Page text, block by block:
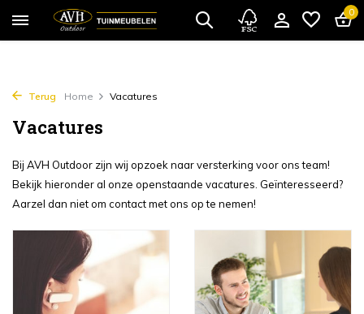
0
Terug Home Vacatures
Vacatures
Bij AVH Outdoor zijn wij opzoek naar versterking voor ons team!
Bekijk hieronder al onze openstaande vacatures. Geïnteresseerd?
Aarzel dan niet om contact met ons op te nemen!